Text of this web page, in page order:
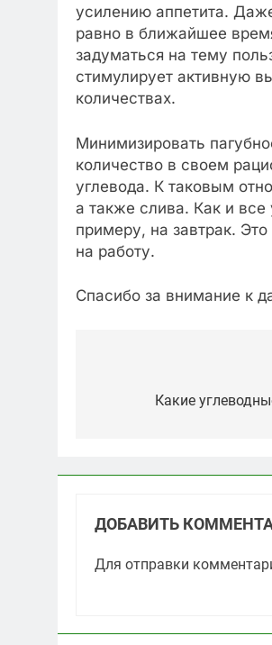
усилению аппетита.
равно в ближайшее
задуматься на тему
стимулирует активную
количествах.
Минимизировать
количество в своем
углевода. К таковым
а также слива. Как и
примеру, на завтрак.
на работу.
Спасибо за внимание к
Какие
ДОБАВИТЬ
Для отправки